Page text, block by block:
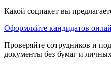
Какой соцпакет вы
Оформляйте кандидатов
Проверяйте сотрудников и
документы без бумаг и